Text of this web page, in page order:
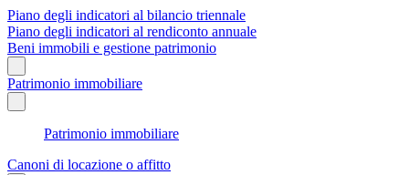
Piano degli indicatori al bilancio triennale
Piano degli indicatori al rendiconto annuale
Beni immobili e gestione patrimonio
Patrimonio immobiliare
Patrimonio immobiliare
Canoni di locazione o affitto